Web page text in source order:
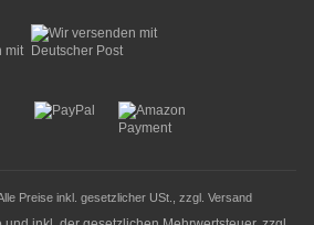
Preise inkl. gesetzlicher USt., zzgl. Versand